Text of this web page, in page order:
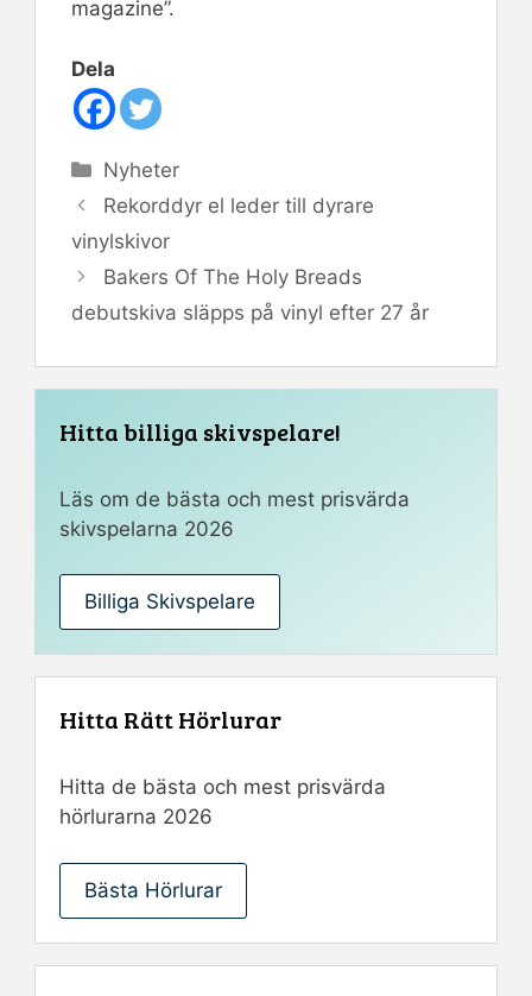
magazine”.
Dela
Kategorier
Nyheter
Rekorddyr el leder till dyrare
vinylskivor
Bakers Of The Holy Breads
debutskiva släpps på vinyl efter 27 år
Hitta billiga skivspelare!
Läs om de bästa och mest prisvärda
skivspelarna 2026
Billiga Skivspelare
Hitta Rätt Hörlurar
Hitta de bästa och mest prisvärda
hörlurarna 2026
Bästa Hörlurar